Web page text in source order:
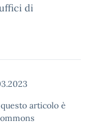
di
articolo è